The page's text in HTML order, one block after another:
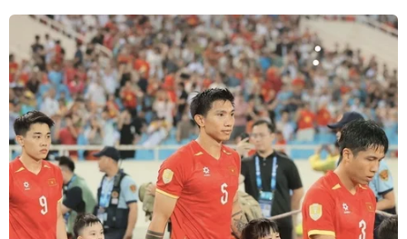
Trao Giải thưởng Báo chí viết về du lịch
Thành phố Hồ Chí Minh
07/12/2023 12:50
Những bài viết của các nhà báo, phóng viên, biên tập
viên, cộng tác viên đã xây dựng hình ảnh Thành phố Hồ
Chí Minh luôn là điểm đến “An toàn - Sống động - Cởi